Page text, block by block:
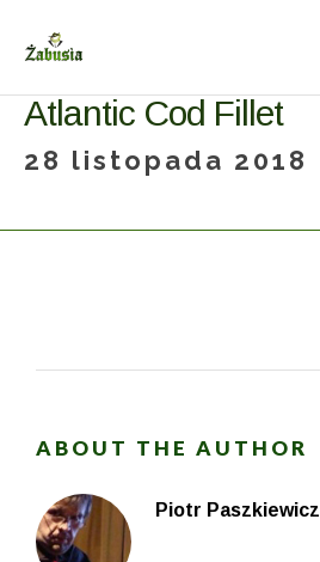
Atlantic Cod Fillet
28 listopada 2018
ABOUT THE AUTHOR
Piotr Paszkiewicz